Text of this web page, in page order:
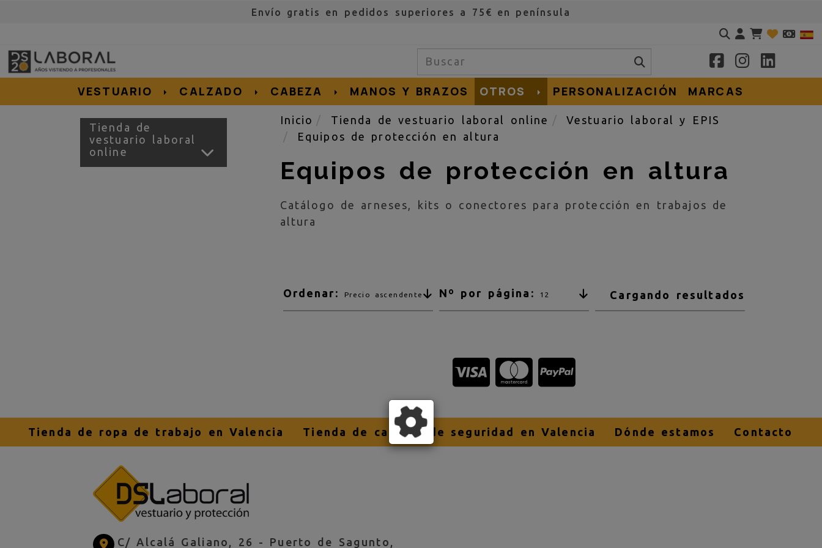
Envío gratis en pedidos superiores a 75€ en península
Identifícate
VESTUARIO CALZADO CABEZA MANOS Y BRAZOS OTROS PERSONALIZACIÓN MARCAS
Tienda de
vestuario laboral
online
Inicio Tienda de vestuario laboral online
Vestuario laboral y EPIS
Equipos de protección en altura
Equipos de protección en altura
Catálogo de arneses, kits o conectores para protección en trabajos de
altura
Ordenar: Precio ascendente Nº por página: 12 Cargando resultados
Tienda de ropa de trabajo en Valencia Tienda de calzado de seguridad en Valencia Dónde estamos Contacto
C/ Alcalá Galiano, 26 - Puerto de Sagunto,